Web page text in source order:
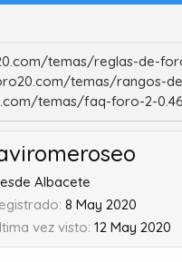
temas/reglas-de-
temas/rangos-
temas/faq-foro-2-
Albacete
8 May 2020
vez visto 12 May 2020